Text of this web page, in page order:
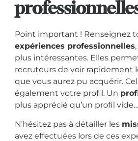
Point important ! Renseignez
expériences professionnelles
plus intéressantes. Elles
recruteurs de voir rapidement
que vous aurez pu acquérir.
également votre profil. Un
plus apprécié qu’un profil vide…
N’hésitez pas à détailler les
avez effectuées lors de ces